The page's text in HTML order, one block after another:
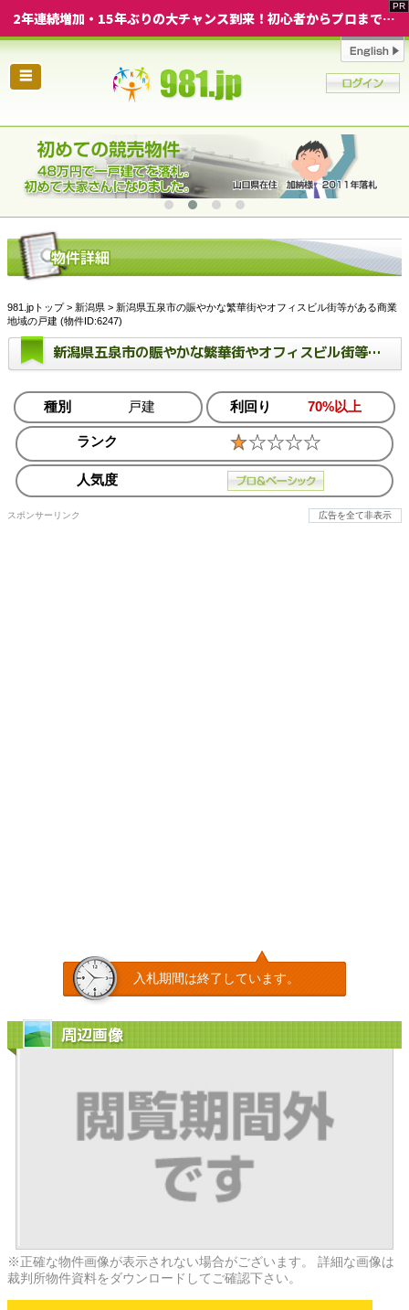
2年連続増加・15年ぶりの大チャンス到来！初心者からプロまで網羅する「競売不動産・超実践投資セミナー」♦神奈川県 横浜 in 神奈川
☰
981.jpトップ> 新潟県 > 新潟県五泉市の賑やかな繁華街やオフィスビル街等がある商業
地域の戸建 (物件ID:6247)
新潟県五泉市の賑やかな繁華街やオフィスビル街等がある商業地域の戸建
種別 戸建 利回り 70%以上
ランク
人気度
スポンサーリンク 広告を全て非表示
入札期間は終了しています。
周辺画像
※正確な物件画像が表示されない場合がございます。 詳細な画像は
裁判所物件資料をダウンロードしてご確認下さい。